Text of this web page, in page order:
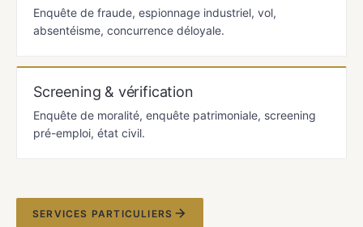
Enquête de fraude, espionnage industriel, vol,
absentéisme, concurrence déloyale.
Screening & vérification
Enquête de moralité, enquête patrimoniale, screening
pré-emploi, état civil.
SERVICES PARTICULIERS